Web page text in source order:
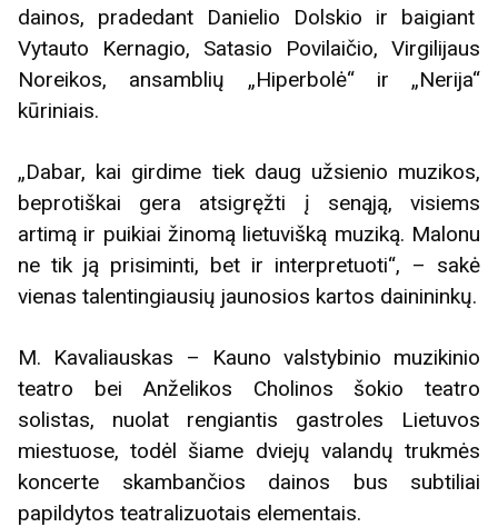
dainos, pradedant Danielio Dolskio ir baigiant
Vytauto Kernagio, Satasio Povilaičio, Virgilijaus
Noreikos, ansamblių „Hiperbolė“ ir „Nerija“
kūriniais.
„Dabar, kai girdime tiek daug užsienio muzikos,
beprotiškai gera atsigręžti į senąją, visiems
artimą ir puikiai žinomą lietuvišką muziką. Malonu
ne tik ją prisiminti, bet ir interpretuoti“, – sakė
vienas talentingiausių jaunosios kartos dainininkų.
M. Kavaliauskas – Kauno valstybinio muzikinio
teatro bei Anželikos Cholinos šokio teatro
solistas, nuolat rengiantis gastroles Lietuvos
miestuose, todėl šiame dviejų valandų trukmės
koncerte skambančios dainos bus subtiliai
papildytos teatralizuotais elementais.